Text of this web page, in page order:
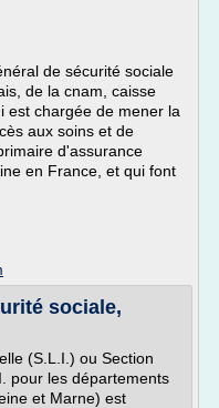
de sécurité sociale
de la cnam, caisse
est chargée de mener la
aux soins et de
d'assurance
en France, et qui font
sociale,
(S.L.I.) ou Section
pour les départements
et Marne) est